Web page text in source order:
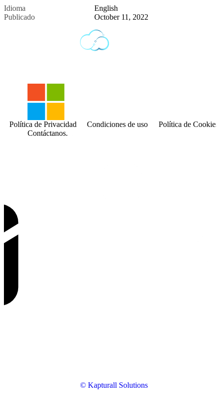
Idioma
English
Publicado
October 11, 2022
© Kapturall Solutions
Contáctanos.
Política de Privacidad Condiciones de uso Política de Cookies